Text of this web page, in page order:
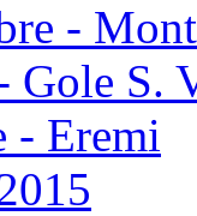
-
Gole S.
- Eremi